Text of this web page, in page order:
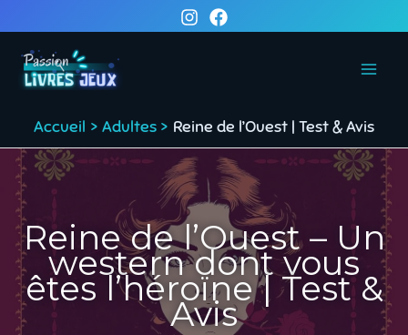
au
contenu
Accueil Adultes Reine de l’Ouest | Test & Avis
Reine de l’Ouest – Un
western dont vous
êtes l’héroïne | Test &
Avis